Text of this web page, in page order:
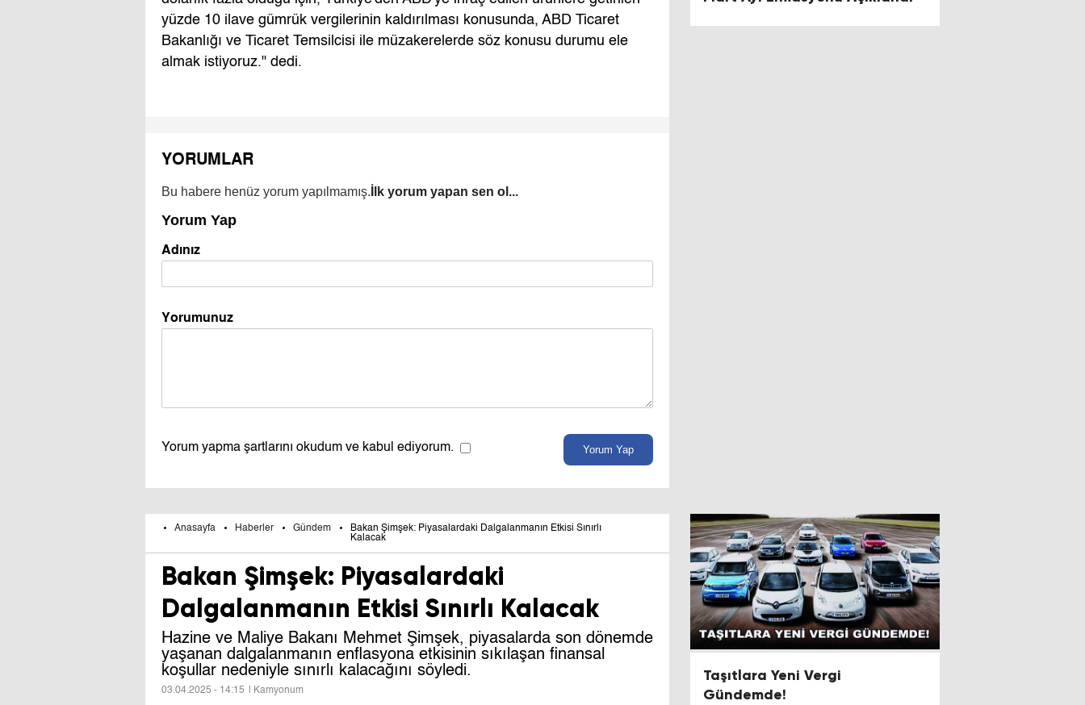
yüzde 10 ilave gümrük vergilerinin kaldırılması konusunda, ABD Ticaret
Bakanlığı ve Ticaret Temsilcisi ile müzakerelerde söz konusu durumu ele
almak istiyoruz." dedi.
YORUMLAR
Bu habere henüz yorum yapılmamış. İlk yorum yapan sen ol...
Yorum Yap
Adınız
Yorumunuz
Yorum yapma şartlarını okudum ve kabul ediyorum. Yorum Yap
Anasayfa Haberler Gündem
Bakan Şimşek: Piyasalardaki Dalgalanmanın Etkisi Sınırlı
Kalacak
Bakan Şimşek: Piyasalardaki
Dalgalanmanın Etkisi Sınırlı Kalacak
Hazine ve Maliye Bakanı Mehmet Şimşek, piyasalarda son dönemde
yaşanan dalgalanmanın enflasyona etkisinin sıkılaşan finansal
koşullar nedeniyle sınırlı kalacağını söyledi.
03.04.2025 - 14:15 | Kamyonum
Taşıtlara Yeni Vergi
Gündemde!